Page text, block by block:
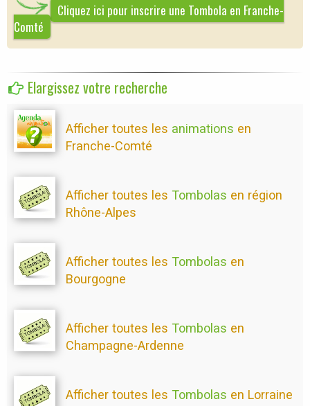
Cliquez ici pour inscrire une Tombola en Franche-
Comté
Elargissez votre recherche
Afficher toutes les animations en
Franche-Comté
Afficher toutes les Tombolas en région
Rhône-Alpes
Afficher toutes les Tombolas en
Bourgogne
Afficher toutes les Tombolas en
Champagne-Ardenne
Afficher toutes les Tombolas en Lorraine